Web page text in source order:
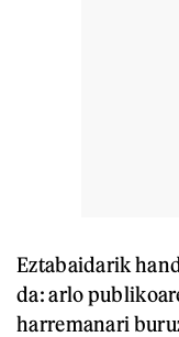
Eztabaidarik
da: arlo
harremanari